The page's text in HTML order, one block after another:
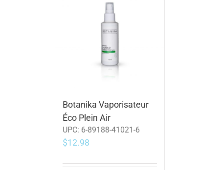
Botanika Vaporisateur
Éco Plein Air
UPC: 6-89188-41021-6
$12.98